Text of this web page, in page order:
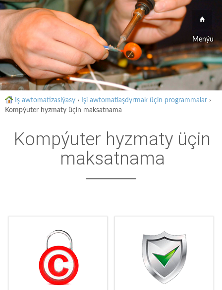
Menýu
Iş awtomatizasiýasy › Işi awtomatlaşdyrmak üçin programmalar ›
Kompýuter hyzmaty üçin maksatnama
Kompýuter hyzmaty üçin
maksatnama